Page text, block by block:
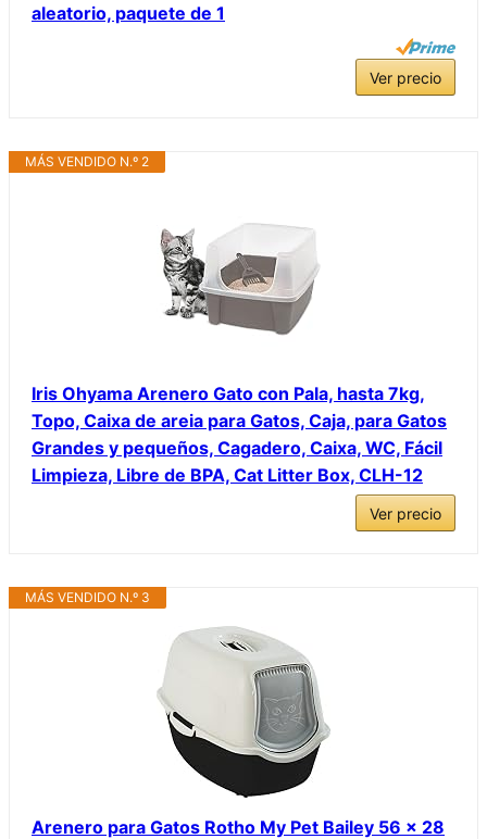
aleatorio, paquete de 1
Ver precio
MÁS VENDIDO N.º 2
Iris Ohyama Arenero Gato con Pala, hasta 7kg,
Topo, Caixa de areia para Gatos, Caja, para Gatos
Grandes y pequeños, Cagadero, Caixa, WC, Fácil
Limpieza, Libre de BPA, Cat Litter Box, CLH-12
Ver precio
MÁS VENDIDO N.º 3
Arenero para Gatos Rotho My Pet Bailey 56 x 28